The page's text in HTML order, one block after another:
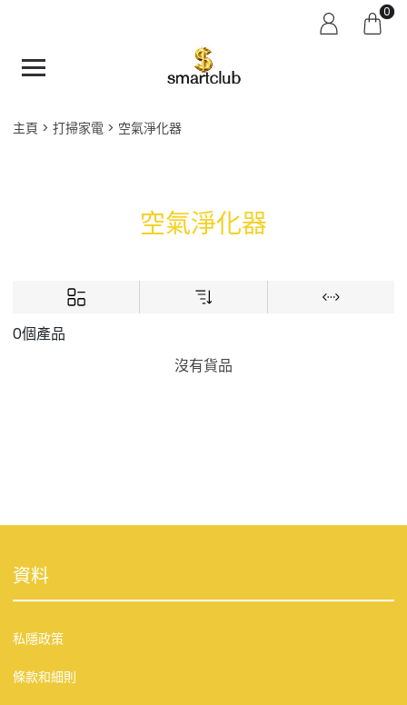
0
主頁 打掃家電 空氣淨化器
空氣淨化器
0個產品
沒有貨品
資料
私隱政策
條款和細則